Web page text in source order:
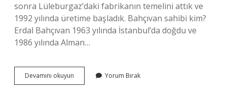
sonra Lüleburgaz’daki fabrikanın temelini attık ve
1992 yılında üretime başladık. Bahçıvan sahibi kim?
Erdal Bahçıvan 1963 yılında İstanbul’da doğdu ve
1986 yılında Alman…
Devamını okuyun Bahçıvan
Kime
Yorum Bırak